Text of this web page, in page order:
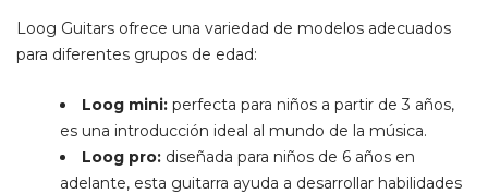
Loog Guitars ofrece una variedad de modelos adecuados
para diferentes grupos de edad:
Loog mini: perfecta para niños a partir de 3 años,
es una introducción ideal al mundo de la música.
Loog pro: diseñada para niños de 6 años en
adelante, esta guitarra ayuda a desarrollar habilidades